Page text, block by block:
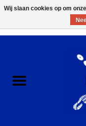
ACCESSOIRES/HARDWARE
Wij slaan cookies op om